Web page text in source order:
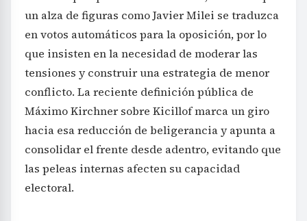
un alza de figuras como Javier Milei se traduzca
en votos automáticos para la oposición, por lo
que insisten en la necesidad de moderar las
tensiones y construir una estrategia de menor
conflicto. La reciente definición pública de
Máximo Kirchner sobre Kicillof marca un giro
hacia esa reducción de beligerancia y apunta a
consolidar el frente desde adentro, evitando que
las peleas internas afecten su capacidad
electoral.